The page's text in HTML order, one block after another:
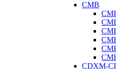
CMB
CDXM-